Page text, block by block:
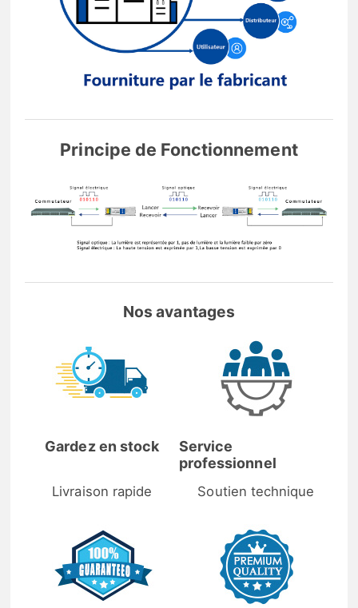
Principe de Fonctionnement
Nos avantages
Gardez en stock
Livraison rapide
Service
professionnel
Soutien technique